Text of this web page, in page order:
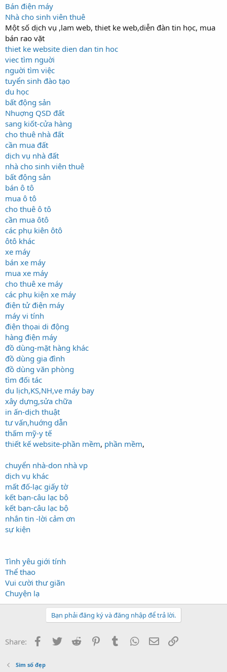
Bán điện máy
Nhà cho sinh viên thuê
Một số dịch vụ ,lam web, thiet ke web,diễn đàn tin học, mua
bán rao vặt
thiet ke website dien dan tin hoc
viec tìm nguời
nguời tìm việc
tuyển sinh đào tạo
du học
bất động sản
Nhuợng QSD đất
sang kiốt-cửa hàng
cho thuê nhà đất
cần mua đất
dịch vụ nhà đất
nhà cho sinh viên thuê
bất động sản
bán ô tô
mua ô tô
cho thuê ô tô
cần mua ôtô
các phụ kiên ôtô
ôtô khác
xe máy
bán xe máy
mua xe máy
cho thuê xe máy
các phụ kiện xe máy
điện tử điện máy
máy vi tính
điện thọai di động
hàng điện máy
đồ dùng-mặt hàng khác
đồ dùng gia đình
đồ dùng văn phòng
tìm đối tác
du lịch,KS,NH,ve máy bay
xây dựng,sửa chữa
in ấn-dịch thuật
tư vấn,huớng dẫn
thấm mỹ-y tế
thiết kế website-phần mềm, phần mềm,
chuyển nhà-don nhà vp
dịch vụ khác
mất đố-lạc giấy tờ
kết bạn-câu lạc bộ
kết bạn-câu lạc bộ
nhắn tin -lời cảm ơn
sự kiện
Tình yêu giới tính
Thể thao
Vui cười thư giãn
Chuyện lạ
Bạn phải đăng ký và đăng nhập để trả lời.
Share: Facebook
Twitter Reddit PinterestTumblr WhatsApp
Email
Sim số đẹp